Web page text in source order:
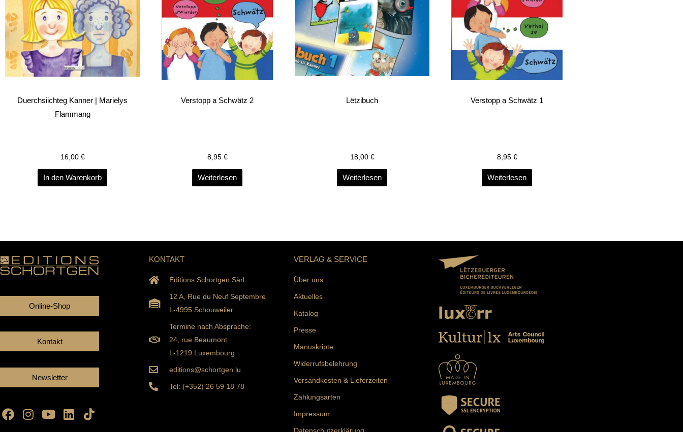
Duerchsiichteg Kanner | Marielys
Flammang
16,00 €
In den Warenkorb
Verstopp a Schwätz 2
8,95 €
Weiterlesen
Lëtzibuch
18,00 €
Weiterlesen
Verstopp a Schwätz 1
8,95 €
Weiterlesen
Online-Shop
Kontakt
Newsletter
KONTAKT
Editions Schortgen Sàrl
12 A, Rue du Neuf Septembre
L-4995 Schouweiler
Termine nach Absprache:
24, rue Beaumont
L-1219 Luxembourg
editions@schortgen.lu
Tel: (+352) 26 59 18 78
VERLAG & SERVICE
Über uns
Aktuelles
Katalog
Presse
Manuskripte
Widerrufsbelehrung
Versandkosten & Lieferzeiten
Zahlungsarten
Impressum